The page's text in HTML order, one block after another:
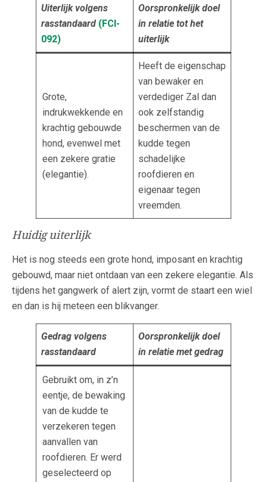
Uiterlijk volgens
rasstandaard (FCI-
092)
Oorspronkelijk doel
in relatie tot het
uiterlijk
Grote,
indrukwekkende en
krachtig gebouwde
hond, evenwel met
een zekere gratie
(elegantie).
Heeft de eigenschap
van bewaker en
verdediger Zal dan
ook zelfstandig
beschermen van de
kudde tegen
schadelijke
roofdieren en
eigenaar tegen
vreemden.
Huidig uiterlijk
Het is nog steeds een grote hond, imposant en krachtig
gebouwd, maar niet ontdaan van een zekere elegantie. Als
tijdens het gangwerk of alert zijn, vormt de staart een wiel
en dan is hij meteen een blikvanger.
Gedrag volgens
rasstandaard
Oorspronkelijk doel
in relatie met gedrag
Gebruikt om, in z’n
eentje, de bewaking
van de kudde te
verzekeren tegen
aanvallen van
roofdieren. Er werd
geselecteerd op